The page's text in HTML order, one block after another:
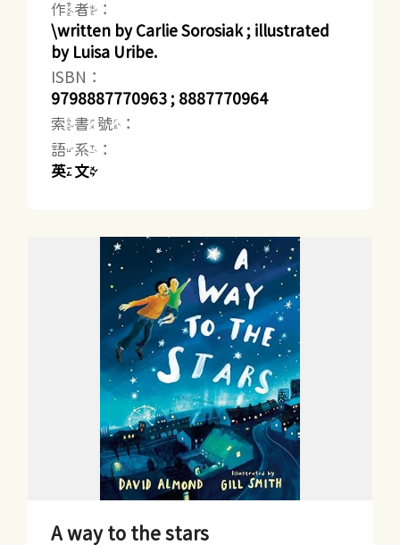
作者：
\written by Carlie Sorosiak ; illustrated
by Luisa Uribe.
ISBN：
9798887770963 ; 8887770964
索書號：
語系：
英文
A way to the stars